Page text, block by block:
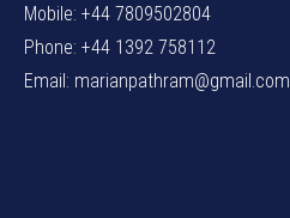
Mobile: +44 7809502804
Phone: +44 1392 758112
Email: marianpathram@gmail.com